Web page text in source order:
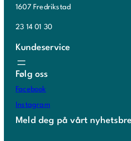
1607 Fredrikstad
23 14 01 30
Kundeservice
Følg oss
Facebook
Instagram
Meld deg på vårt